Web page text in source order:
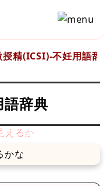
授精(ICSI)-不妊用語辞
辞典